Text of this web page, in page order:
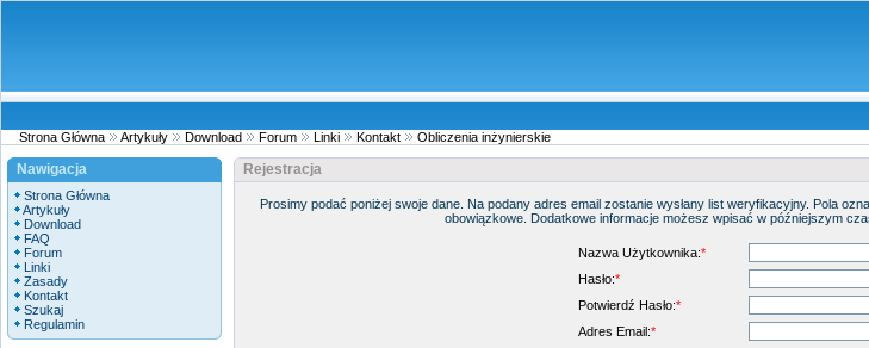
Strona Główna Artykuły Download Forum Linki Kontakt Obliczenia inżynierskie
Nawigacja
Strona Główna
Artykuły
Download
FAQ
Forum
Linki
Zasady
Kontakt
Szukaj
Regulamin
Rejestracja
Prosimy podać poniżej swoje dane. Na podany adres email zostanie wysłany list weryfikacyjny. Pola
obowiązkowe. Dodatkowe informacje możesz wpisać w późniejszym
Nazwa Użytkownika:*
Hasło:*
Potwierdź Hasło:*
Adres Email:*